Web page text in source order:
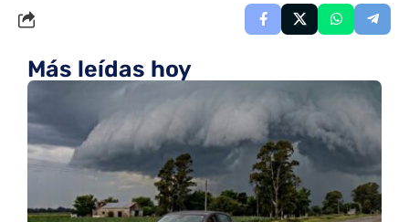
Más leídas hoy